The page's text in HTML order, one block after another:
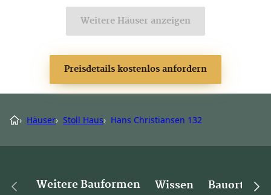
Weitere Häuser anzeigen
Preisdetails kostenlos anfordern
› Häuser› Stoll Haus› Hans Christiansen 132
Weitere Bauformen Wissen Bauorte